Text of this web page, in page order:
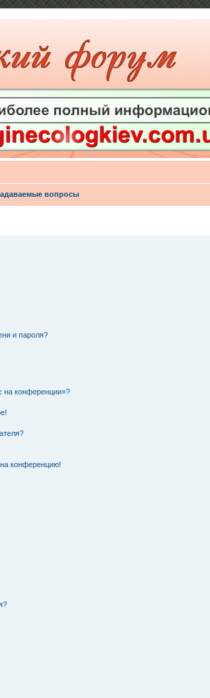
вопросы
и пароля?
на конференции»?
конференцию!